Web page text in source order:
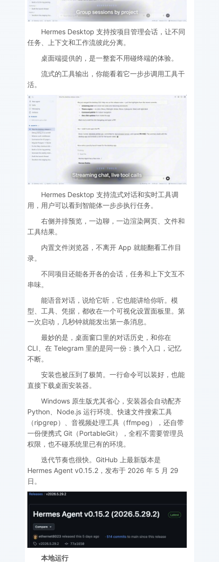
Hermes Desktop 支持按项目管理会话，让不同
任务、上下文和工作流彼此分离。
桌面端提供的，是一整套不用碰终端的体验。
流式的工具输出，你能看着它一步步调用工具干
活。
Hermes Desktop 支持流式对话和实时工具调
用，用户可以看到智能体一步步执行任务。
右侧并排预览，一边聊，一边渲染网页、文件和
工具结果。
内置文件浏览器，不离开 App 就能翻看工作目
录。
不同项目还能各开各的会话，任务和上下文互不
串味。
能语音对话，说给它听，它也能讲给你听。模
型、工具、凭据，都收在一个可视化设置面板里。第
一次启动，几秒钟就能发出第一条消息。
最妙的是，桌面窗口里的对话历史，和你在
CLI、在 Telegram 里的是同一份：换个入口，记忆
不断。
安装也被压到了极简。一行命令可以装好，也能
直接下载桌面安装器。
Windows 原生版尤其省心，安装器会自动配齐
Python、Node.js 运行环境、快速文件搜索工具
（ripgrep）、音视频处理工具（ffmpeg），还自带
一份便携式 Git（PortableGit），全程不需要管理员
权限，也不碰系统里已有的环境。
迭代节奏也很快。GitHub 上最新版本是
Hermes Agent v0.15.2，发布于 2026 年 5 月 29
日。
本地运行